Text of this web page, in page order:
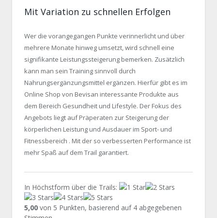
Mit Variation zu schnellen Erfolgen
Wer die vorangegangen Punkte verinnerlicht und über
mehrere Monate hinweg umsetzt, wird schnell eine
signifikante Leistungssteigerung bemerken. Zusätzlich
kann man sein Training sinnvoll durch
Nahrungsergänzungsmittel ergänzen. Hierfür gibt es im
Online Shop von Bevisan interessante Produkte aus
dem Bereich Gesundheit und Lifestyle. Der Fokus des
Angebots liegt auf Präperaten zur Steigerung der
körperlichen Leistung und Ausdauer im Sport- und
Fitnessbereich . Mit der so verbesserten Performance ist
mehr Spaß auf dem Trail garantiert.
In Höchstform über die Trails:
5,00 von 5 Punkten, basierend auf 4 abgegebenen